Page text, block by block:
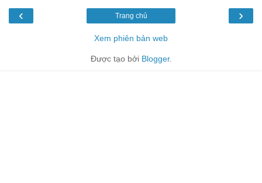
‹ ›
Trang chủ
Xem phiên bản web
Được tạo bởi Blogger.